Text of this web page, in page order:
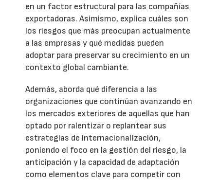
en un factor estructural para las compañías
exportadoras. Asimismo, explica cuáles son
los riesgos que más preocupan actualmente
a las empresas y qué medidas pueden
adoptar para preservar su crecimiento en un
contexto global cambiante.
Además, aborda qué diferencia a las
organizaciones que continúan avanzando en
los mercados exteriores de aquellas que han
optado por ralentizar o replantear sus
estrategias de internacionalización,
poniendo el foco en la gestión del riesgo, la
anticipación y la capacidad de adaptación
como elementos clave para competir con